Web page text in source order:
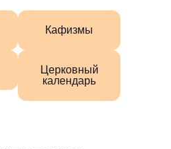
Кафизмы
Церковный
календарь